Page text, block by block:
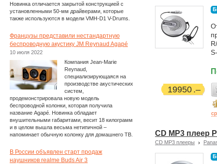
19950
CD MP3 плеер
CD MP3 плееры
Новинка отличается закрытой конструкцией с
установленными 50-мм драйверами, которые
также используются в модели VMH-D1 V-Drums.
Французы представили нестандартную
беспроводную акустику JM Reynaud Agapé
10 июля 2022
Компания Jean-Marie
Reynaud,
специализирующаяся на
производстве акустических
систем,
продемонстрировала новую модель
беспроводной колонки, которая получила
название Agapé. Новинка обладает
внушительными габаритами, весит 18 килограмм
и в целом вышла весьма нетипичной –
напоминает обычную колонку для домашнего ТВ.
В России объявлен старт продаж
наушников realme Buds Air 3